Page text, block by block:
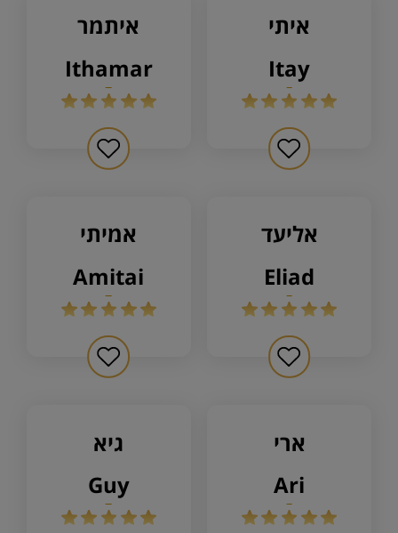
איתי
itay
איתמר
ithamar
אליעד
eliad
אמיתי
amitai
ארי
ari
גיא
guy